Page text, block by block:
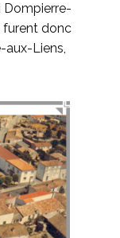
Dompierre-
furent donc
aux-Liens,